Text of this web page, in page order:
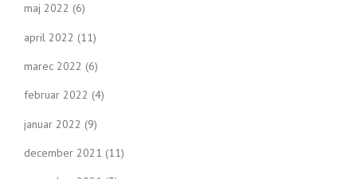
maj 2022 (6)
april 2022 (11)
marec 2022 (6)
februar 2022 (4)
januar 2022 (9)
december 2021 (11)